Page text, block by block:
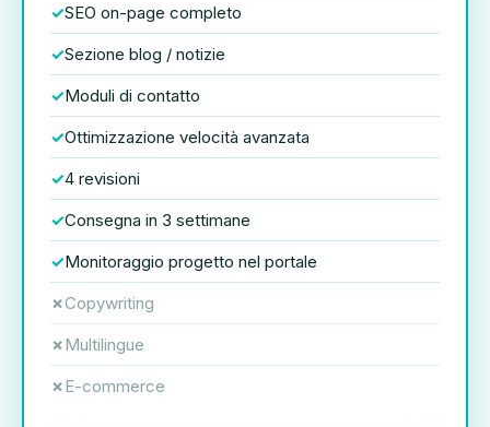
SEO on-page completo
Sezione blog / notizie
Moduli di contatto
Ottimizzazione velocità avanzata
4 revisioni
Consegna in 3 settimane
Monitoraggio progetto nel portale
Copywriting
Multilingue
E-commerce